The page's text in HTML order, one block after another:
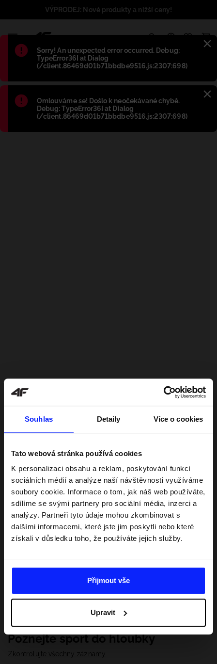
Souhlas Detaily Více o cookies
Tato webová stránka používá cookies
K personalizaci obsahu a reklam, poskytování funkcí
sociálních médií a analýze naší návštěvnosti využíváme
soubory cookie. Informace o tom, jak náš web používáte,
sdílíme se svými partnery pro sociální média, inzerci a
analýzy. Partneři tyto údaje mohou zkombinovat s
dalšími informacemi, které jste jim poskytli nebo které
získali v důsledku toho, že používáte jejich služby.
Přijmout vše
Upravit
Błąd:
Sorry! An unexpected error occurred. Debug:
TypeError36I at Dialog
(/client.86469d01b71bbdbe9516.js:2307:698)
Błąd:
Omlouváme se! Došlo k neočekávané chybě.
Debug: TypeError36I at Dialog
(/client.86469d01b71bbdbe9516.js:2307:698)
VÝPRODEJ: Nové produkty a nižší ceny!
Poznejte sport do hloubky
Zkontrolujte všechny záznamy